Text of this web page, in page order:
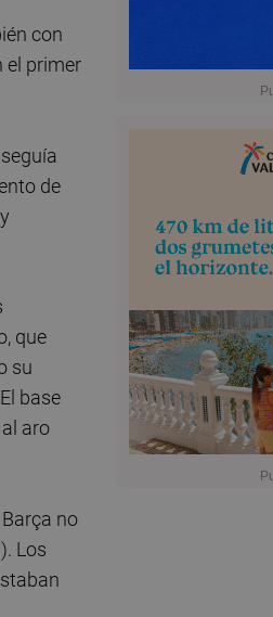
con
el primer
de
que
su
base
aro
no
Los